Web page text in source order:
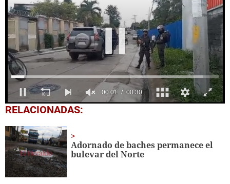
0
seconds
30
seconds
RELACIONADAS:
Adornado de baches permanece el
bulevar del Norte